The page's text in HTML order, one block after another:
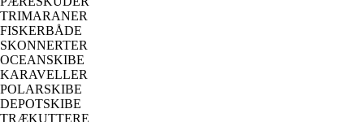
TRIMARANER
FISKERBÅDE
SKONNERTER
OCEANSKIBE
KARAVELLER
POLARSKIBE
DEPOTSKIBE
TRÆKUTTERE